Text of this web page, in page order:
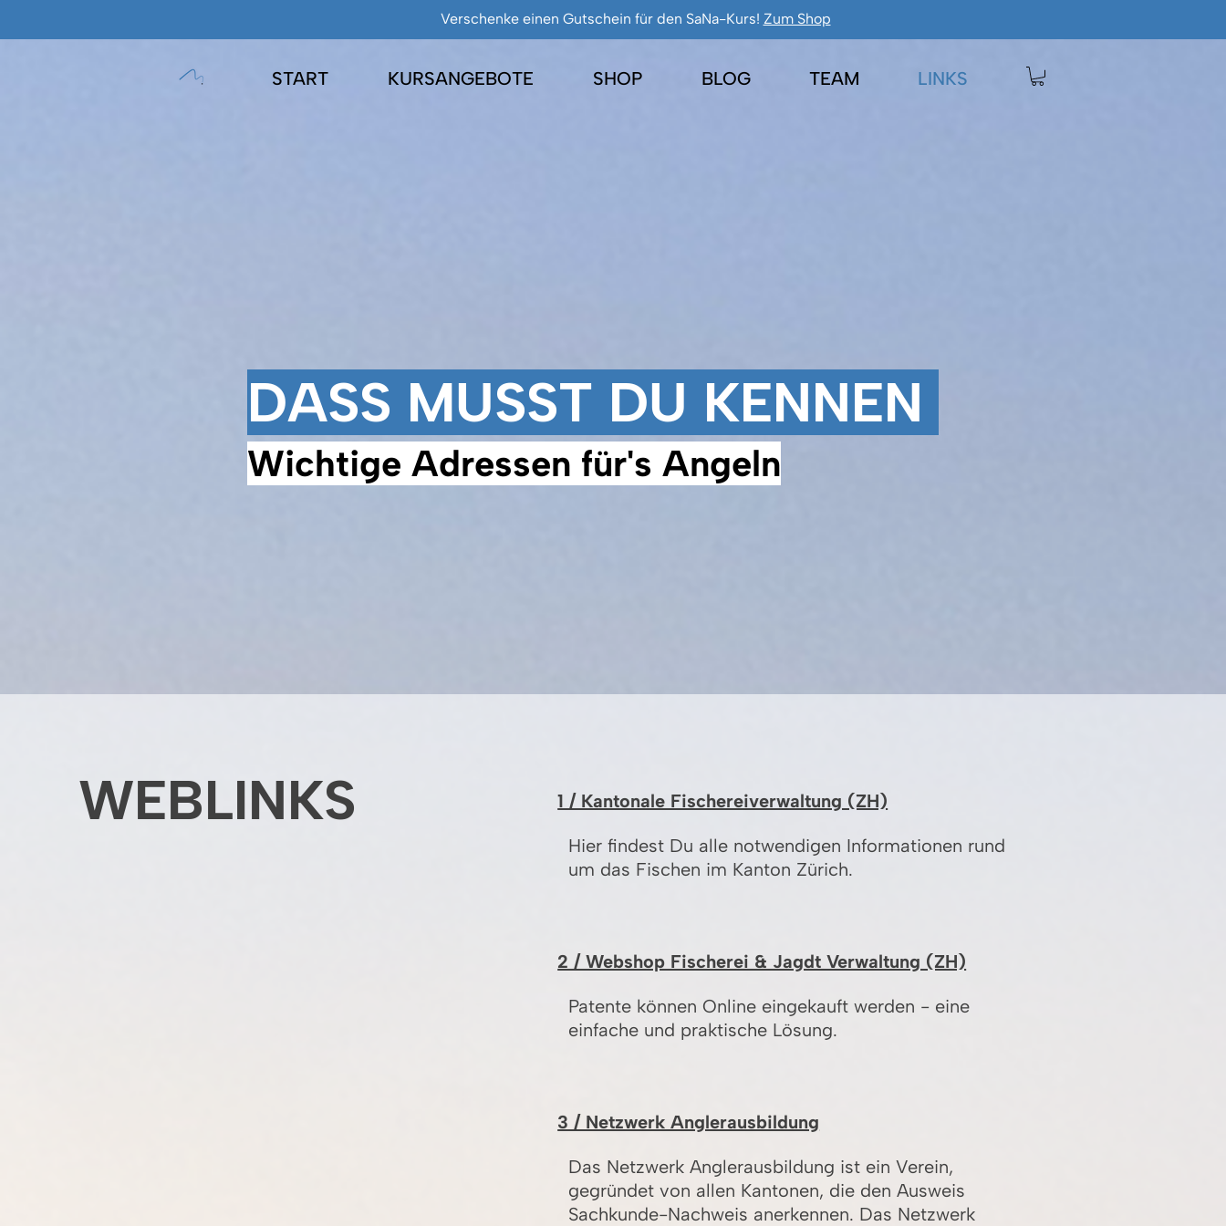
Verschenke einen Gutschein für den SaNa-Kurs! Zum Shop
START KURSANGEBOTE SHOP BLOG TEAM LINKS
DASS MUSST DU KENNEN
Wichtige Adressen für's Angeln
WEBLINKS 1 / Kantonale Fischereiverwaltung (ZH)
Hier findest Du alle notwendigen Informationen rund
um das Fischen im Kanton Zürich.
2 / Webshop Fischerei & Jagdt Verwaltung (ZH)
Patente können Online eingekauft werden - eine
einfache und praktische Lösung.
3 / Netzwerk Anglerausbildung
Das Netzwerk Anglerausbildung ist ein Verein,
gegründet von allen Kantonen, die den Ausweis
Sachkunde-Nachweis anerkennen. Das Netzwerk